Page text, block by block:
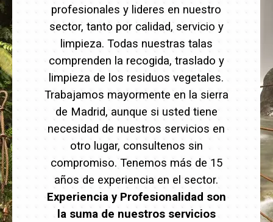
profesionales y lideres en nuestro
sector, tanto por calidad, servicio y
limpieza. Todas nuestras talas
comprenden la recogida, traslado y
limpieza de los residuos vegetales.
Trabajamos mayormente en la sierra
de Madrid, aunque si usted tiene
necesidad de nuestros servicios en
otro lugar, consultenos sin
compromiso. Tenemos más de 15
años de experiencia en el sector.
Experiencia y Profesionalidad son
la suma de nuestros servicios